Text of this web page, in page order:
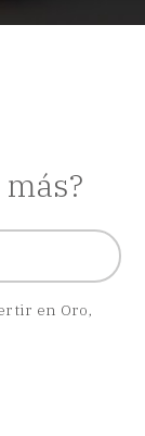
en Oro,